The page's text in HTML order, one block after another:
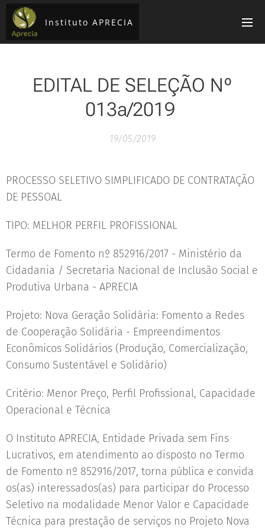
Instituto APRECIA
EDITAL DE SELEÇÃO Nº
013a/2019
19/05/2019
PROCESSO SELETIVO SIMPLIFICADO DE CONTRATAÇÃO
DE PESSOAL
TIPO: MELHOR PERFIL PROFISSIONAL
Termo de Fomento nº 852916/2017 - Ministério da
Cidadania / Secretaria Nacional de Inclusão Social e
Produtiva Urbana - APRECIA
Projeto: Nova Geração Solidária: Fomento a Redes
de Cooperação Solidária - Empreendimentos
Econômicos Solidários (Produção, Comercialização,
Consumo Sustentável e Solidário)
Critério: Menor Preço, Perfil Profissional, Capacidade
Operacional e Técnica
O Instituto APRECIA, Entidade Privada sem Fins
Lucrativos, em atendimento ao disposto no Termo
de Fomento nº 852916/2017, torna pública e convida
os(as) interessados(as) para participar do Processo
Seletivo na modalidade Menor Valor e Capacidade
Técnica para prestação de serviços no Projeto Nova